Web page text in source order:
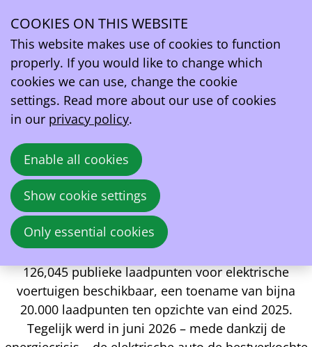
tijd: Belgische laadpalensector zet ijzersterke groei
voort in 2026
Elektrisch is tevens voor
het eerst de bestverkochte
motorisatie
Brussel, 9 juli 2026. – De Belgische laadpalensector
kende opnieuw een eerste halfjaar met ijzersterke
groei, ook in Wallonië. Eind juni waren er in ons land
126,045 publieke laadpunten voor elektrische
voertuigen beschikbaar, een toename van bijna
20.000 laadpunten ten opzichte van eind 2025.
Tegelijk werd in juni 2026 – mede dankzij de
COOKIES ON THIS WEBSITE
This website makes use of cookies to function
properly. If you would like to change which
cookies we can use, change the cookie
settings. Read more about our use of cookies
in our privacy policy.
Enable all cookies
Show cookie settings
Only essential cookies